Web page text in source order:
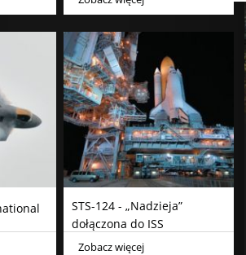
STS-124 - „Nadzieja”
dołączona do ISS
Zobacz więcej